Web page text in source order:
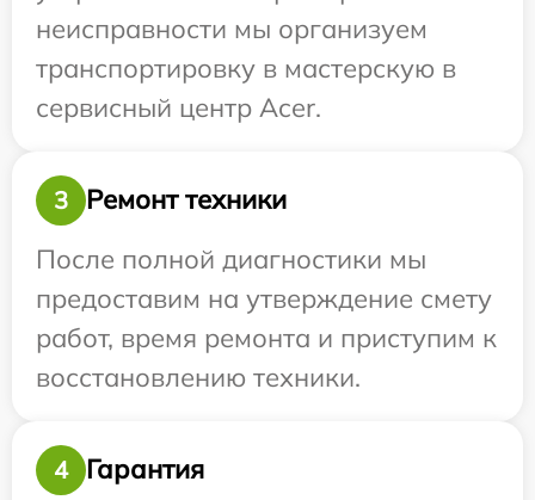
неисправности мы организуем
транспортировку в мастерскую в
сервисный центр Acer.
3
Ремонт техники
После полной диагностики мы
предоставим на утверждение смету
работ, время ремонта и приступим к
восстановлению техники.
4
Гарантия